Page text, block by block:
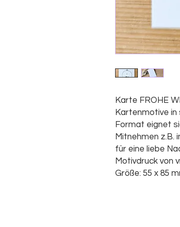
Karte FROHE
Kartenmotive in
Format eignet
Mitnehmen
für eine liebe
Motivdruck von
Größe: 55 x 85